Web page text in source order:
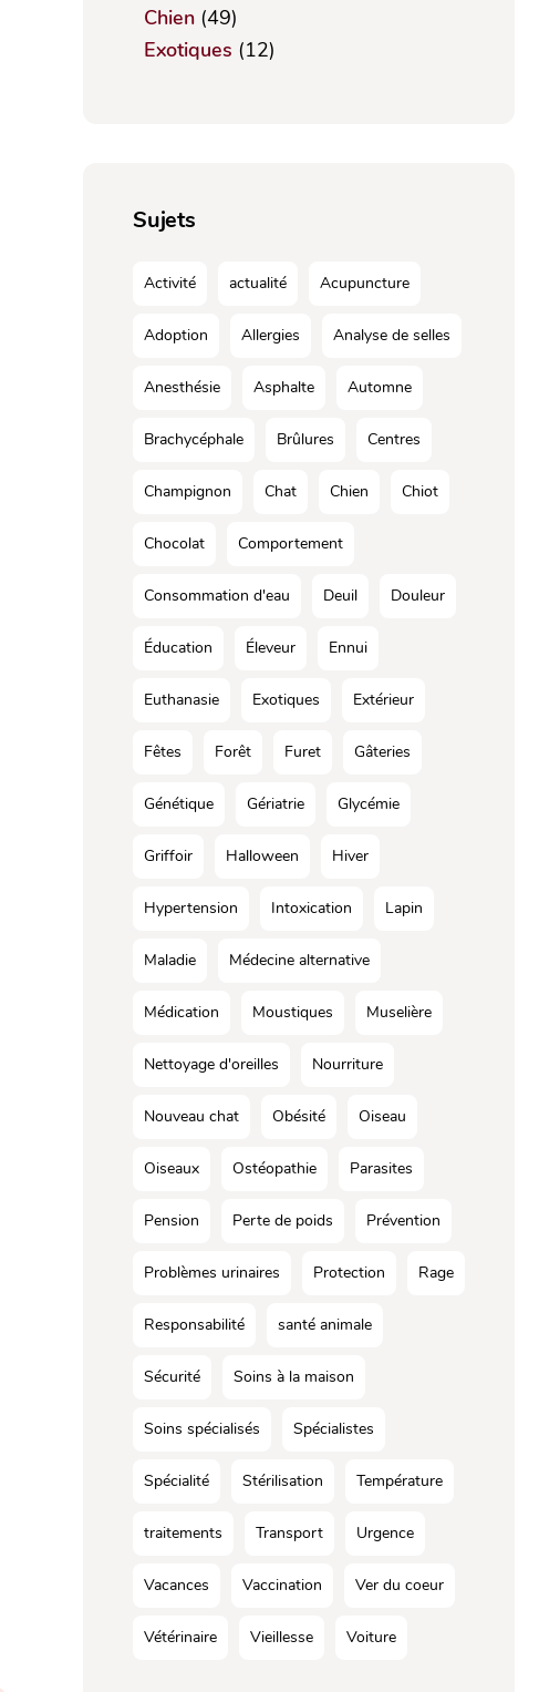
Chien (49)
Exotiques (12)
Sujets
Activité actualité Acupuncture
Adoption Allergies Analyse de selles
Anesthésie Asphalte Automne
Brachycéphale Brûlures Centres
Champignon Chat Chien Chiot
Chocolat Comportement
Consommation d'eau Deuil Douleur
Éducation Éleveur Ennui
Euthanasie Exotiques Extérieur
Fêtes Forêt Furet Gâteries
Génétique Gériatrie Glycémie
Griffoir Halloween Hiver
Hypertension Intoxication Lapin
Maladie Médecine alternative
Médication Moustiques Muselière
Nettoyage d'oreilles Nourriture
Nouveau chat Obésité Oiseau
Oiseaux Ostéopathie Parasites
Pension Perte de poids Prévention
Problèmes urinaires Protection Rage
Responsabilité santé animale
Sécurité Soins à la maison
Soins spécialisés Spécialistes
Spécialité Stérilisation Température
traitements Transport Urgence
Vacances Vaccination Ver du coeur
Vétérinaire Vieillesse Voiture